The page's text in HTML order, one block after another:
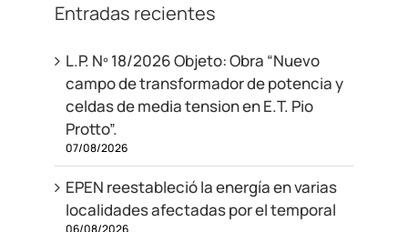
Entradas recientes
L.P. Nº 18/2026 Objeto: Obra “Nuevo
campo de transformador de potencia y
celdas de media tension en E.T. Pio
Protto”.
07/08/2026
EPEN reestableció la energía en varias
localidades afectadas por el temporal
06/08/2026